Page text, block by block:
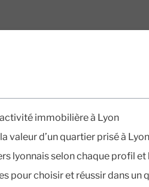
immobilière à Lyon
valeur d’un quartier prisé à Lyon
lyonnais selon chaque profil
pour choisir et réussir dans un